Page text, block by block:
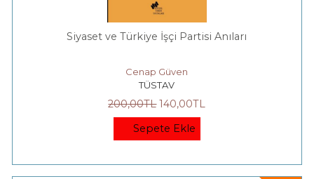
Siyaset ve Türkiye İşçi Partisi Anıları
Cenap Güven
TÜSTAV
200,00TL 140,00TL
Sepete Ekle